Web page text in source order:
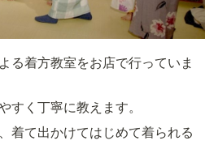
る着方教室をお店で行っていま
すく丁寧に教えます。
着て出かけてはじめて着られる